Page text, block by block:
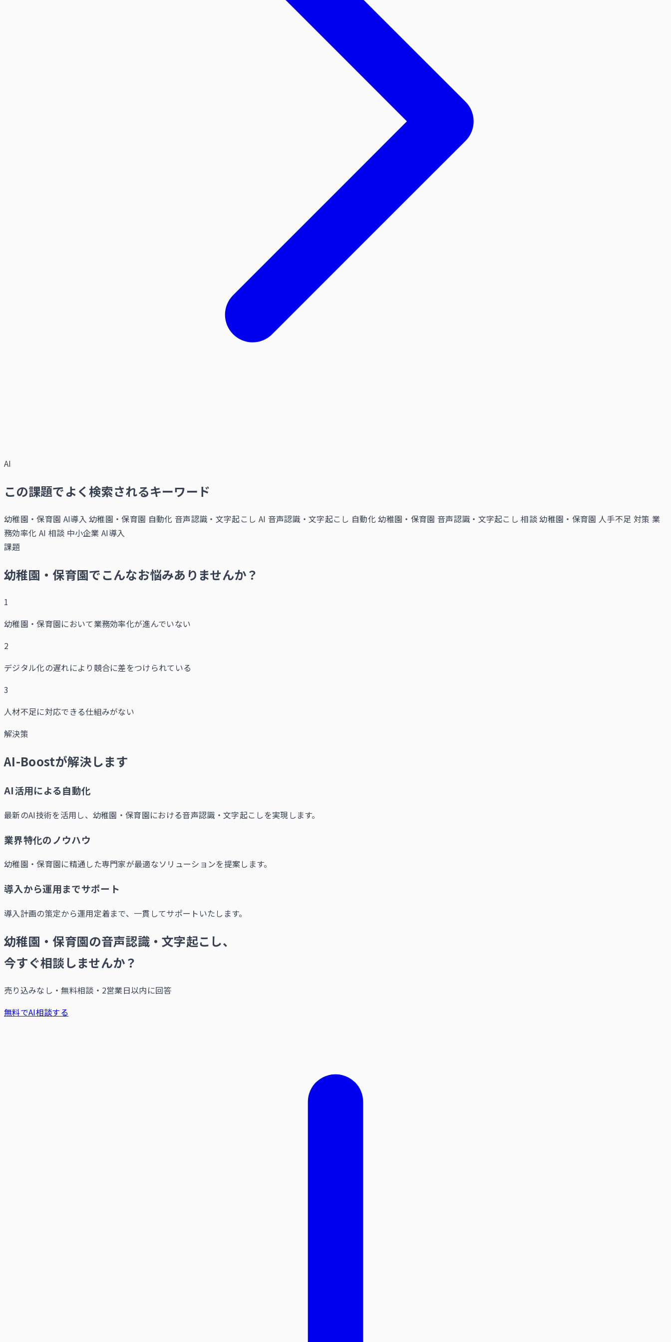
AI
この課題でよく検索されるキーワード
幼稚園・保育園 AI導入 幼稚園・保育園 自動化 音声認識・文字起こし AI 音声認識・文字起こし 自動化 幼稚園・保育園 音声認識・文字起こし 相談幼稚園・保育園 人手不足 対策 業
務効率化 AI 相談 中小企業 AI導入
課題
幼稚園・保育園でこんなお悩みありませんか？
1
幼稚園・保育園において業務効率化が進んでいない
2
デジタル化の遅れにより競合に差をつけられている
3
人材不足に対応できる仕組みがない
解決策
AI-Boostが解決します
AI活用による自動化
最新のAI技術を活用し、幼稚園・保育園における音声認識・文字起こしを実現します。
業界特化のノウハウ
幼稚園・保育園に精通した専門家が最適なソリューションを提案します。
導入から運用までサポート
導入計画の策定から運用定着まで、一貫してサポートいたします。
幼稚園・保育園の音声認識・文字起こし、
今すぐ相談しませんか？
売り込みなし・無料相談・2営業日以内に回答
無料でAI相談する